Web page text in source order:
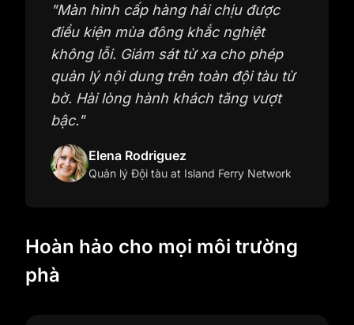
"Màn hình cấp hàng hải chịu được
điều kiện mùa đông khắc nghiệt
không lỗi. Giám sát từ xa cho phép
quản lý nội dung trên toàn đội tàu từ
bờ. Hài lòng hành khách tăng vượt
bậc."
Elena Rodriguez
Quản lý Đội tàu at Island Ferry Network
Hoàn hảo cho mọi môi trường
phà